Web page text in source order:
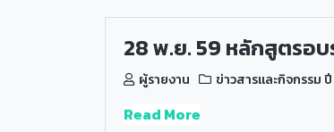
28 พ.ย. 59 หลักสูตรอ
ผู้รายงาน ข่าวสารและกิจกรรม
Read More